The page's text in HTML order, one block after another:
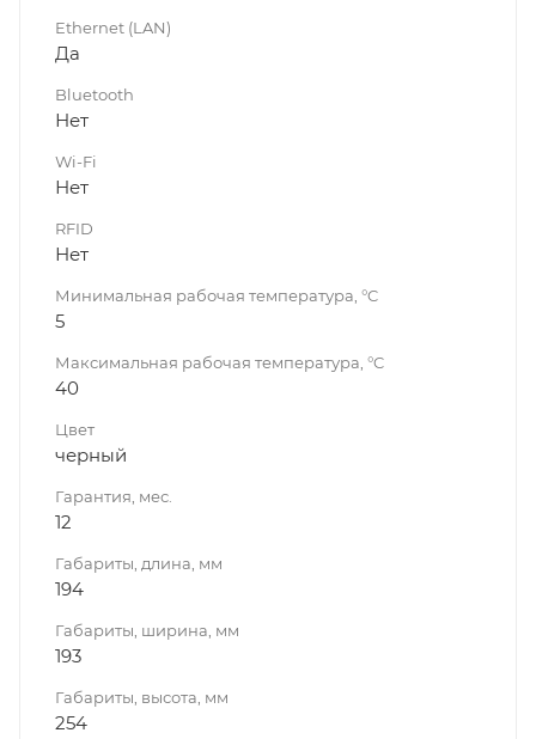
Ethernet (LAN)
Да
Bluetooth
Нет
Wi-Fi
Нет
RFID
Нет
Минимальная рабочая температура, °C
5
Максимальная рабочая температура, °C
40
Цвет
черный
Гарантия, мес.
12
Габариты, длина, мм
194
Габариты, ширина, мм
193
Габариты, высота, мм
254